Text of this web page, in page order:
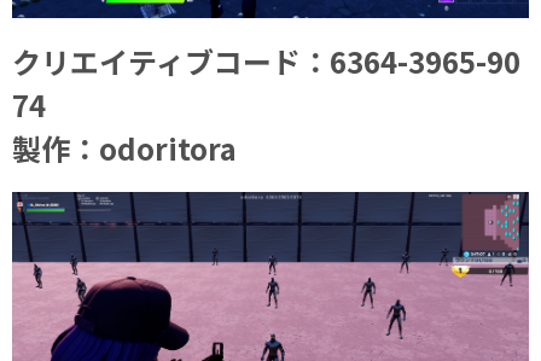
クリエイティブコード：6364-3965-90
74
製作：odoritora